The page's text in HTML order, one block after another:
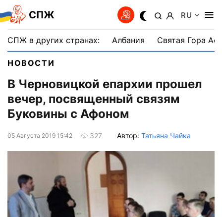
СПЖ RU
СПЖ в других странах: Албания Святая Гора
НОВОСТИ
В Черновицкой епархии прошел
вечер, посвященный связям
Буковины с Афоном
05 Августа 2019 15:42 327 Автор: Татьяна Чайка